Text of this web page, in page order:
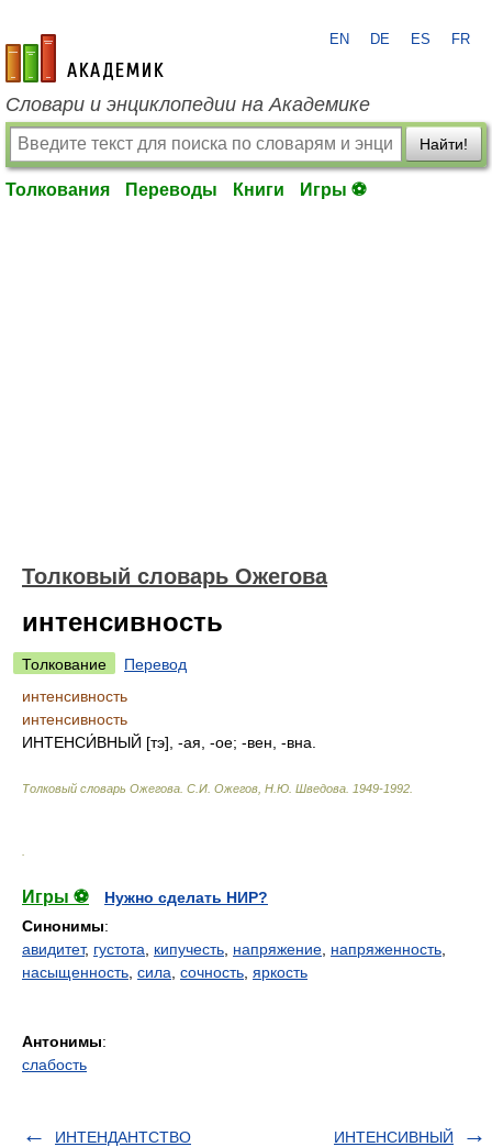
academic.ru
EN DE ES FR
Словари и энциклопедии на Академике
Найти!
Толкования Переводы Книги Игры ⚽
Толковый словарь Ожегова
интенсивность
Толкование
Перевод
интенсивность
интенсивность
ИНТЕНСИ́ВНЫЙ [тэ], -ая, -ое; -вен, -вна.
Толковый словарь Ожегова С.И. Ожегов, Н.Ю. Шведова. 1949-1992
Игры ⚽
Нужно сделать НИР?
Синонимы:
авидитет, густота кипучесть напряжение напряженность
насыщенность сила сочность яркость
Антонимы:
слабость
ИНТЕНДАНТСТВО ИНТЕНСИВНЫЙ